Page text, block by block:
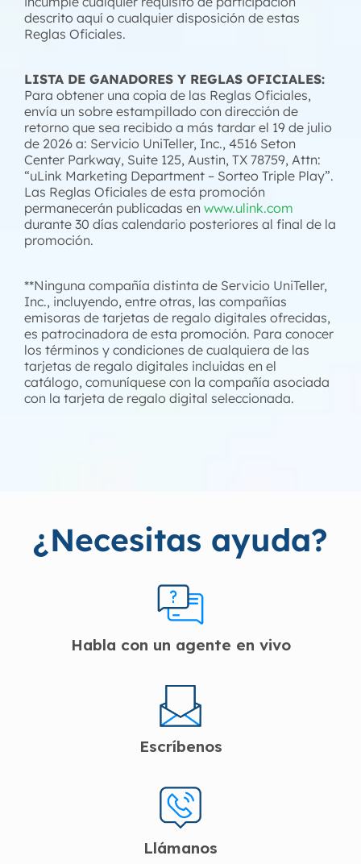
descrito aquí o cualquier disposición de estas
Reglas Oficiales.
LISTA DE GANADORES Y REGLAS OFICIALES:
Para obtener una copia de las Reglas Oficiales,
envía un sobre estampillado con dirección de
retorno que sea recibido a más tardar el 19 de julio
de 2026 a: Servicio UniTeller, Inc., 4516 Seton
Center Parkway, Suite 125, Austin, TX 78759, Attn:
“uLink Marketing Department – Sorteo Triple Play”.
Las Reglas Oficiales de esta promoción
permanecerán publicadas en www.ulink.com
durante 30 días calendario posteriores al final de la
promoción.
**Ninguna compañía distinta de Servicio UniTeller,
Inc., incluyendo, entre otras, las compañías
emisoras de tarjetas de regalo digitales ofrecidas,
es patrocinadora de esta promoción. Para conocer
los términos y condiciones de cualquiera de las
tarjetas de regalo digitales incluidas en el
catálogo, comuníquese con la compañía asociada
con la tarjeta de regalo digital seleccionada.
¿Necesitas ayuda?
Habla con un agente en vivo
Escríbenos
Llámanos